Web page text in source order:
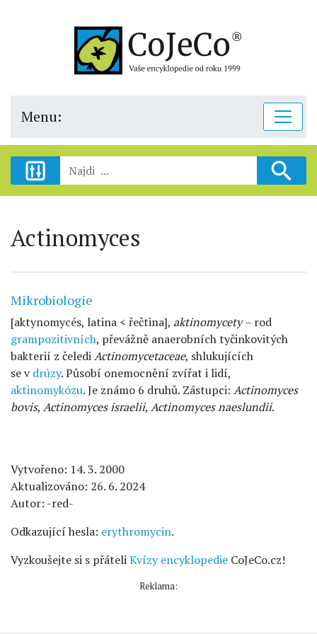
Menu:
Actinomyces
Mikrobiologie
[aktynomycés, latina < řečtina], aktinomycety– rod
grampozitivních, převážně anaerobních tyčinkovitých
bakterií z čelediActinomycetaceae, shlukujících
se vdrúzy. Působí onemocnění zvířat i lidí,
aktinomykózu. Je známo 6 druhů. Zástupci: Actinomyces
bovis, Actinomyces israelii, Actinomyces naeslundii.
Vytvořeno: 14. 3. 2000
Aktualizováno: 26. 6. 2024
Autor: -red-
Odkazující hesla: erythromycin.
Vyzkoušejte si s přáteliKvízy encyklopedie CoJeCo.cz!
Reklama: